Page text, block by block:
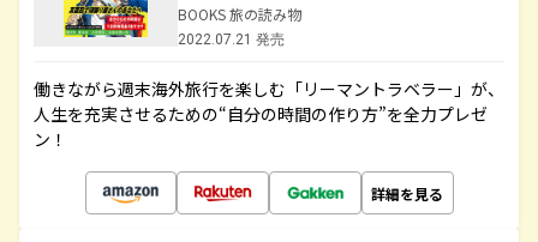
BOOKS 旅の読み物
2022.07.21 発売
働きながら週末海外旅行を楽しむ「リーマントラベラー」が、
人生を充実させるための“自分の時間の作り方”を全力プレゼ
ン！
詳細を見る